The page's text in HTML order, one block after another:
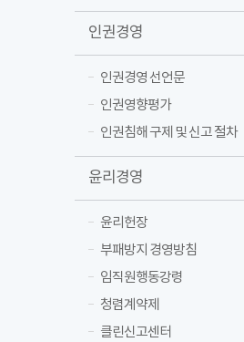
인권경영
인권경영 선언문
인권영향평가
인권침해 구제 및 신고 절차
윤리경영
윤리헌장
부패방지 경영방침
임직원행동강령
청렴계약제
클린신고센터